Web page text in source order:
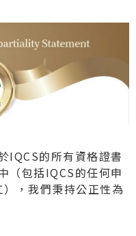
IQCS的所有資格證書
（包括IQCS的任何申
，我們秉持公正性為